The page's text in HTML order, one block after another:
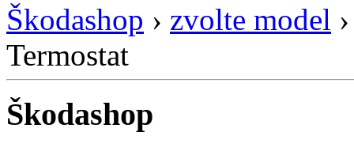
Škodashop › zvolte model
Termostat
Škodashop